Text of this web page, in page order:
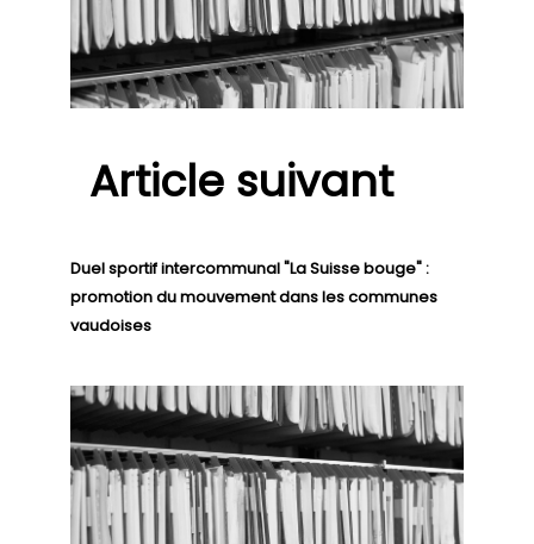
Article suivant
Duel sportif intercommunal "La Suisse bouge" :
promotion du mouvement dans les communes
vaudoises